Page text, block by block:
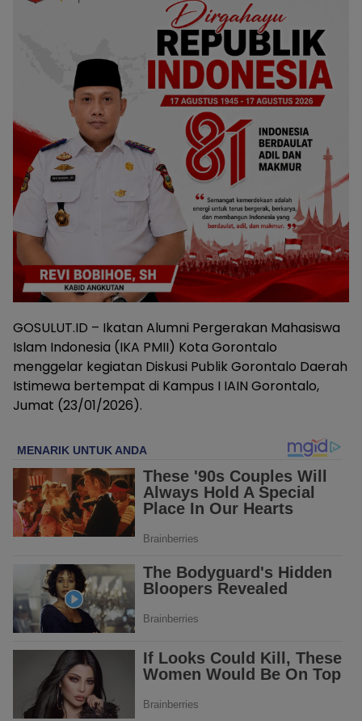
GOSULUT.ID – Ikatan Alumni Pergerakan Mahasiswa
Islam Indonesia (IKA PMII) Kota Gorontalo
menggelar kegiatan Diskusi Publik Gorontalo Daerah
Istimewa bertempat di Kampus I IAIN Gorontalo,
Jumat (23/01/2026).